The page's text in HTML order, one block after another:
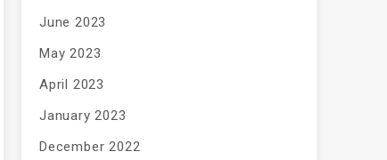
June 2023
May 2023
April 2023
January 2023
December 2022